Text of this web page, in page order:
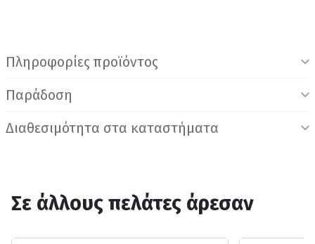
Πληροφορίες προϊόντος
Παράδοση
Διαθεσιμότητα στα καταστήματα
Σε άλλους πελάτες άρεσαν